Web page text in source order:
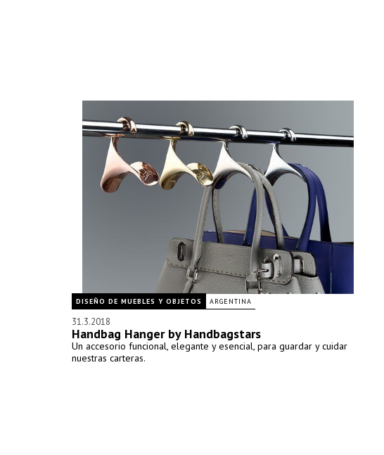
DISEÑO DE MUEBLES Y OBJETOS ARGENTINA
31.3.2018
Handbag Hanger by Handbagstars
Un accesorio funcional, elegante y esencial, para guardar y cuidar
nuestras carteras.